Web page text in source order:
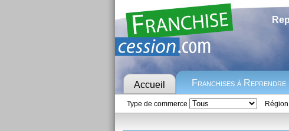
Accueil Franchises à Reprendre
Type de commerce Région